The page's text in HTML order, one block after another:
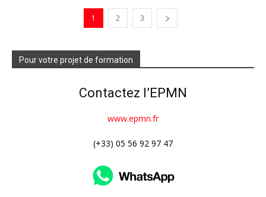
1 2 3
Pour votre projet de formation
Contactez l’EPMN
www.epmn.fr
(+33) 05 56 92 97 47